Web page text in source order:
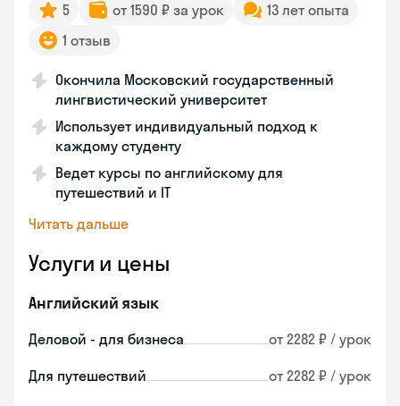
5 от 1590 ₽ за урок
13 лет опыта
1 отзыв
Окончила Московский государственный
лингвистический университет
Использует индивидуальный подход к
каждому студенту
Ведет курсы по английскому для
путешествий и IT
Читать дальше
Услуги и цены
Английский язык
Деловой - для бизнеса от 2282 ₽ / урок
Для путешествий от 2282 ₽ / урок